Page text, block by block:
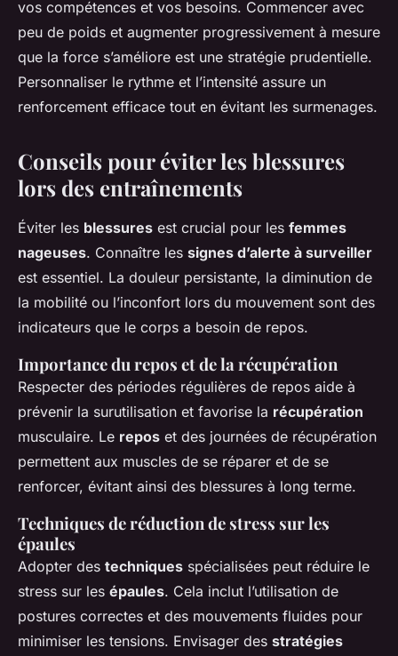
vos compétences et vos besoins. Commencer avec
peu de poids et augmenter progressivement à mesure
que la force s’améliore est une stratégie prudentielle.
Personnaliser le rythme et l’intensité assure un
renforcement efficace tout en évitant les surmenages.
Conseils pour éviter les blessures
lors des entraînements
Éviter les blessures est crucial pour les femmes
nageuses. Connaître les signes d’alerte à surveiller
est essentiel. La douleur persistante, la diminution de
la mobilité ou l’inconfort lors du mouvement sont des
indicateurs que le corps a besoin de repos.
Importance du repos et de la récupération
Respecter des périodes régulières de repos aide à
prévenir la surutilisation et favorise la récupération
musculaire. Le repos et des journées de récupération
permettent aux muscles de se réparer et de se
renforcer, évitant ainsi des blessures à long terme.
Techniques de réduction de stress sur les
épaules
Adopter des techniques spécialisées peut réduire le
stress sur les épaules. Cela inclut l’utilisation de
postures correctes et des mouvements fluides pour
minimiser les tensions. Envisager des stratégies